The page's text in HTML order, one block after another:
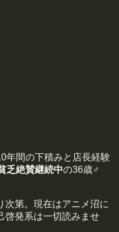
年間の下積みと店長経験
乏絶賛継続中の36歳♂
次第。現在はアニメ沼に
啓発系は一切読みませ